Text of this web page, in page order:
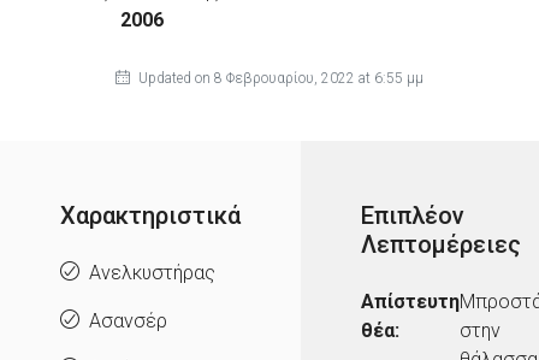
2006
Updated on 8 Φεβρουαρίου, 2022 at 6:55 μμ
Χαρακτηριστικά
Ανελκυστήρας
Ασανσέρ
Επιπλέον
Λεπτομέρειες
Απίστευτη
θέα:
στην